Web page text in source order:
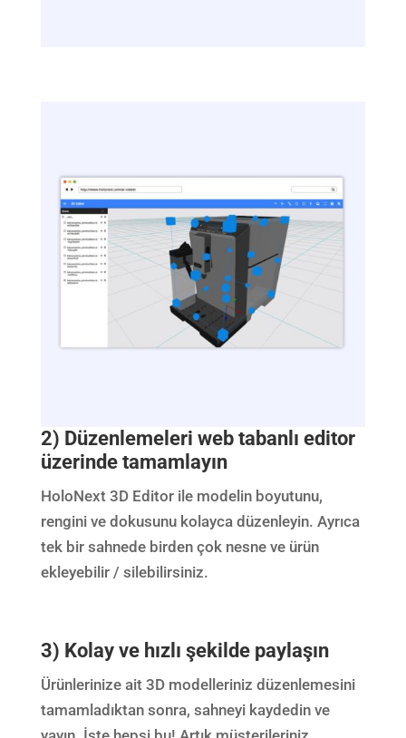
2) Düzenlemeleri web tabanlı editor
üzerinde tamamlayın
HoloNext 3D Editor ile modelin boyutunu,
rengini ve dokusunu kolayca düzenleyin. Ayrıca
tek bir sahnede birden çok nesne ve ürün
ekleyebilir / silebilirsiniz.
3) Kolay ve hızlı şekilde paylaşın
Ürünlerinize ait 3D modelleriniz düzenlemesini
tamamladıktan sonra, sahneyi kaydedin ve